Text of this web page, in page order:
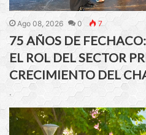
Ago 08, 2026 0 7
75 AÑOS DE
EL ROL DEL SECTOR
CRECIMIENTO DEL
.